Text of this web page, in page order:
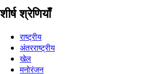
शीर्ष श्रेणियाँ
राष्ट्रीय
अंतरराष्ट्रीय
खेल
मनोरंजन